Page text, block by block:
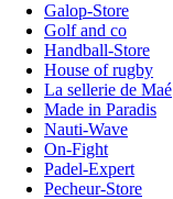
Galop-Store
Golf and co
Handball-Store
House of rugby
La sellerie de Maé
Made in Paradis
Nauti-Wave
On-Fight
Padel-Expert
Pecheur-Store